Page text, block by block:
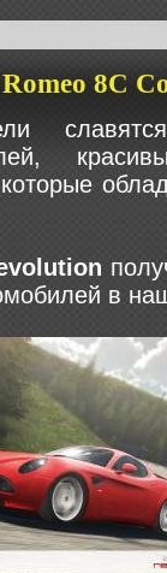
8C
в